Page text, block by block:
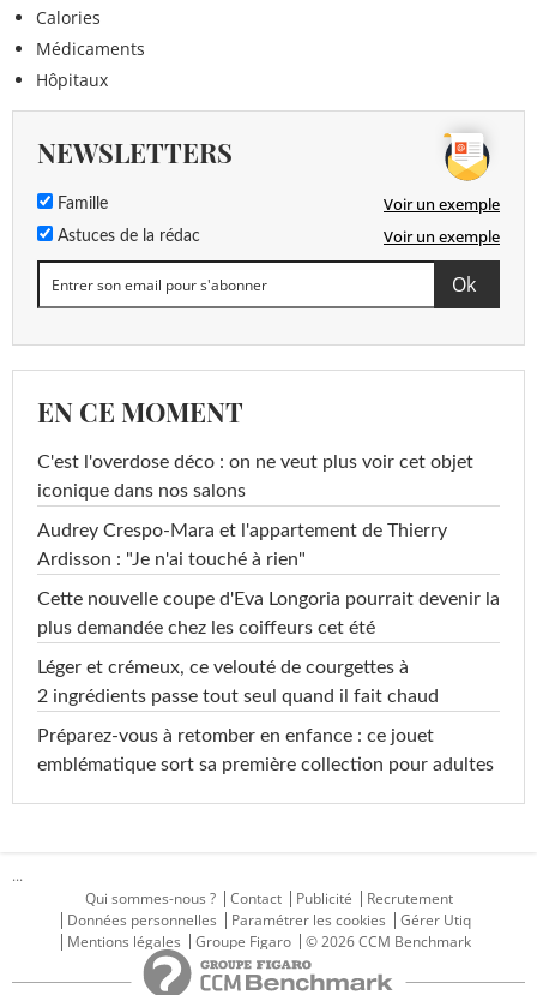
Calories
Médicaments
Hôpitaux
NEWSLETTERS
Famille Voir un exemple
Astuces de la rédac Voir un exemple
EN CE MOMENT
C'est l'overdose déco : on ne veut plus voir cet objet
iconique dans nos salons
Audrey Crespo-Mara et l'appartement de Thierry
Ardisson : "Je n'ai touché à rien"
Cette nouvelle coupe d'Eva Longoria pourrait devenir la
plus demandée chez les coiffeurs cet été
Léger et crémeux, ce velouté de courgettes à
2 ingrédients passe tout seul quand il fait chaud
Préparez-vous à retomber en enfance : ce jouet
emblématique sort sa première collection pour adultes
...
Qui sommes-nous ?
Contact Publicité
Recrutement
Données personnelles
Paramétrer les cookies
Gérer Utiq
Mentions légales
Groupe Figaro © 2026 CCM Benchmark